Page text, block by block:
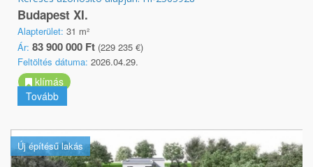
Budapest XI.
Alapterület: 31 m²
Ár: 83 900 000 Ft (229 235 €)
Feltöltés dátuma: 2026.04.29.
klímás
Tovább
Új építésű lakás